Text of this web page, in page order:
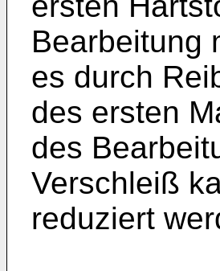
Bearbeitung
es durch
des ersten
des
Verschleiß
reduziert